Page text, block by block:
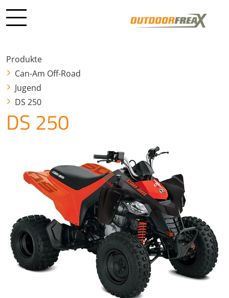
Produkte
Can-Am Off-Road
Jugend
DS 250
DS 250